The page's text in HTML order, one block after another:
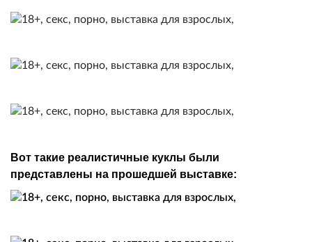
Вот такие реалистичные куклы были
представлены на прошедшей выставке: